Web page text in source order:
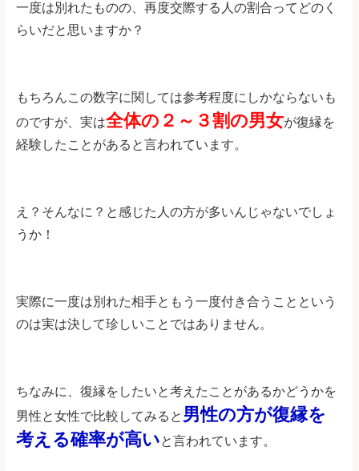
一度は別れたものの、再度交際する人の割合ってどのく
らいだと思いますか？
もちろんこの数字に関しては参考程度にしかならないも
のですが、実は全体の２～３割の男女が復縁を
経験したことがあると言われています。
え？そんなに？と感じた人の方が多いんじゃないでしょ
うか！
実際に一度は別れた相手ともう一度付き合うことという
のは実は決して珍しいことではありません。
ちなみに、復縁をしたいと考えたことがあるかどうかを
男性と女性で比較してみると 男性の方が復縁を
考える確率が高いと言われています。